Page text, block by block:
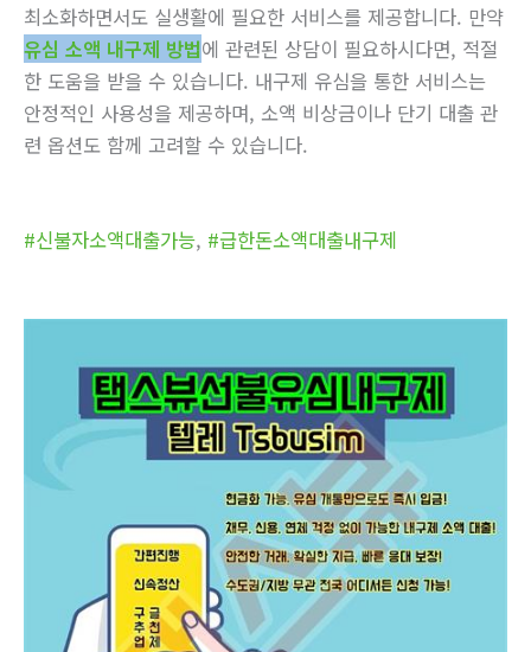
최소화하면서도 실생활에 필요한 서비스를 제공합니다. 만약
유심 소액 내구제 방법에 관련된 상담이 필요하시다면, 적절
한 도움을 받을 수 있습니다. 내구제 유심을 통한 서비스는
안정적인 사용성을 제공하며, 소액 비상금이나 단기 대출 관
련 옵션도 함께 고려할 수 있습니다.
#신불자소액대출가능, #급한돈소액대출내구제